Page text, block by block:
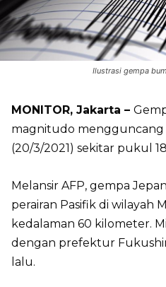
Ilustrasi gempa
MONITOR, Jakarta –
magnitudo mengguncang
(20/3/2021) sekitar pukul
Melansir AFP, gempa
perairan Pasifik di wilayah
kedalaman 60 kilometer.
dengan prefektur
lalu.